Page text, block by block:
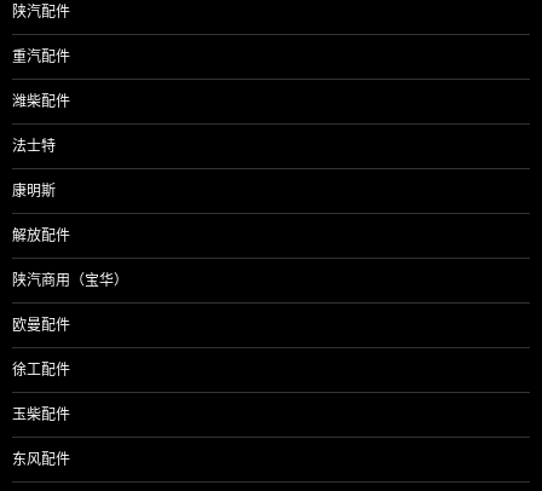
陕汽配件
重汽配件
潍柴配件
法士特
康明斯
解放配件
陕汽商用（宝华）
欧曼配件
徐工配件
玉柴配件
东风配件